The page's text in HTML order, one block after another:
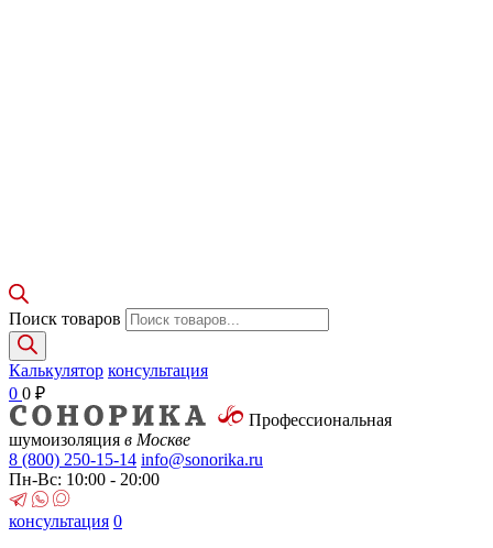
Поиск товаров
Калькулятор консультация
0 0 ₽
Профессиональная
шумоизоляция в Москве
8 (800) 250-15-14 info@sonorika.ru
Пн-Вс: 10:00 - 20:00
консультация 0